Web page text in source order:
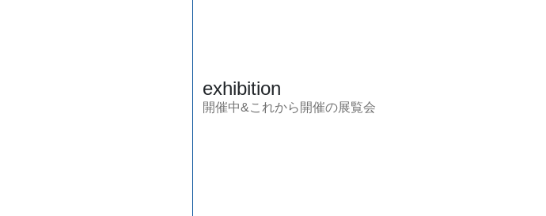
exhibition
開催中&これから開催の展覧会